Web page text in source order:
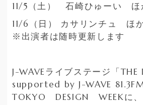
11/5（土） 石崎ひゅーい ほ
11/6（日） カサリンチュ ほ
※出演者は随時更新します
J-WAVEライブステージ「THE
supported by J-WAVE
TOKYO DESIGN WEEKに